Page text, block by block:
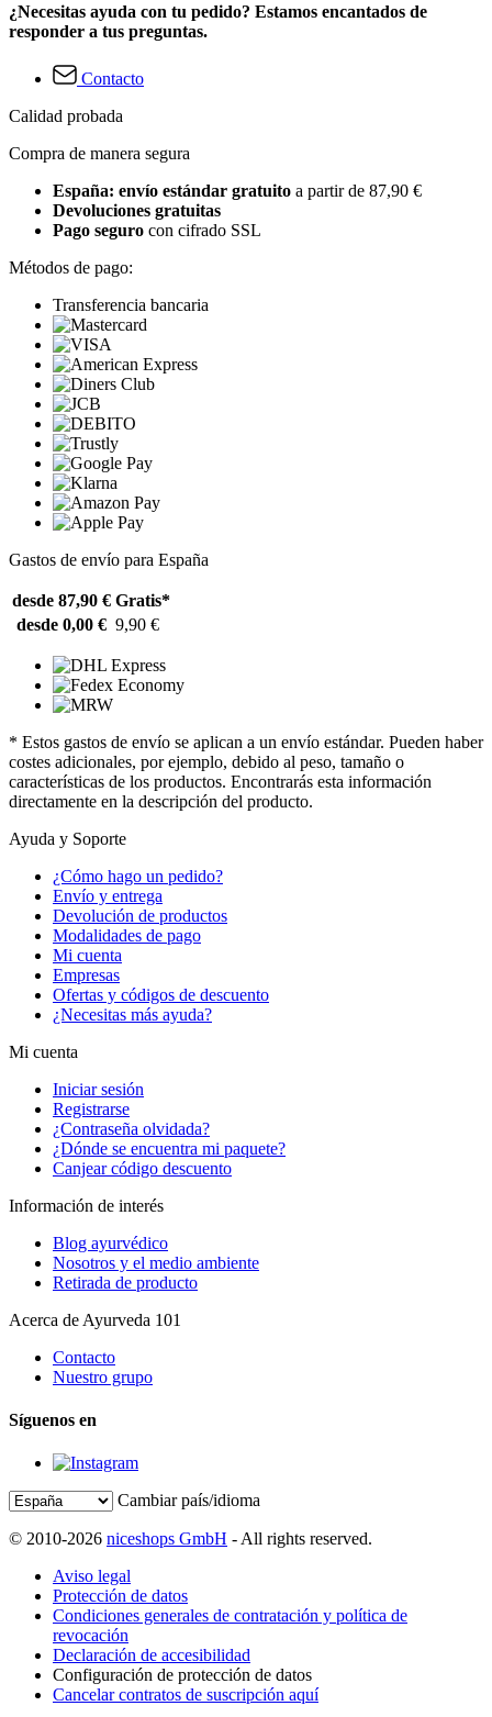
¿Necesitas ayuda con tu pedido? Estamos encantados de
responder a tus preguntas.
Contacto
Calidad probada
Compra de manera segura
España: envío estándar gratuito a partir de 87,90 €
Devoluciones gratuitas
Pago seguro con cifrado SSL
Métodos de pago:
Transferencia bancaria
Gastos de envío para España
desde 87,90 € Gratis*
desde 0,00 € 9,90 €
* Estos gastos de envío se aplican a un envío estándar. Pueden haber
costes adicionales, por ejemplo, debido al peso, tamaño o
características de los productos. Encontrarás esta información
directamente en la descripción del producto.
Ayuda y Soporte
¿Cómo hago un pedido?
Envío y entrega
Devolución de productos
Modalidades de pago
Mi cuenta
Empresas
Ofertas y códigos de descuento
¿Necesitas más ayuda?
Mi cuenta
Iniciar sesión
Registrarse
¿Contraseña olvidada?
¿Dónde se encuentra mi paquete?
Canjear código descuento
Información de interés
Blog ayurvédico
Nosotros y el medio ambiente
Retirada de producto
Acerca de Ayurveda 101
Contacto
Nuestro grupo
Síguenos en
Cambiar país/idioma
© 2010-2026 niceshops GmbH - All rights reserved.
Aviso legal
Protección de datos
Condiciones generales de contratación y política de
revocación
Declaración de accesibilidad
Configuración de protección de datos
Cancelar contratos de suscripción aquí